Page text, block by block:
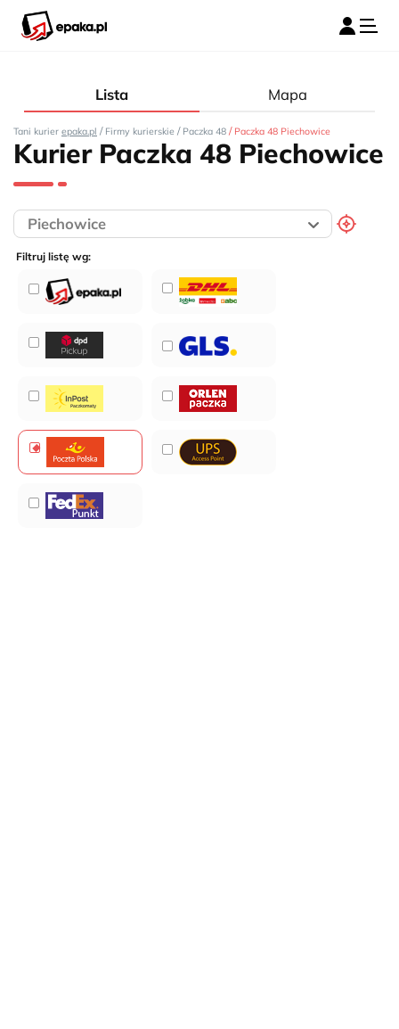
Lista Mapa
Tani kurier epaka.pl / Firmy kurierskie / Paczka 48 / Paczka 48 Piechowice
Kurier Paczka 48 Piechowice
Filtruj listę wg: